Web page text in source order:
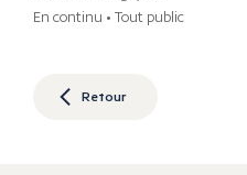
En continu • Tout public
Retour